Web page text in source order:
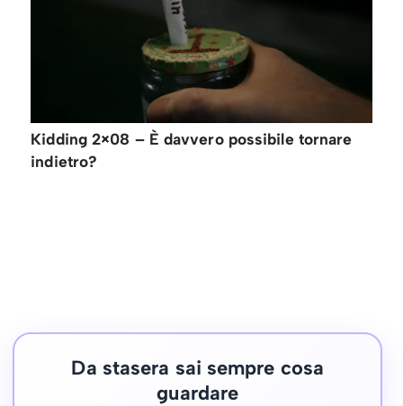
Kidding 2×08 – È davvero possibile tornare
indietro?
Da stasera sai sempre cosa
guardare